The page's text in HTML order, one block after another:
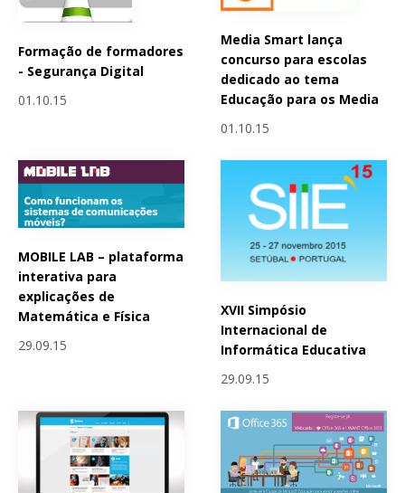
Formação de formadores
- Segurança Digital
01.10.15
Media Smart lança
concurso para escolas
dedicado ao tema
Educação para os Media
01.10.15
MOBILE LAB – plataforma
interativa para
explicações de
Matemática e Física
29.09.15
XVII Simpósio
Internacional de
Informática Educativa
29.09.15